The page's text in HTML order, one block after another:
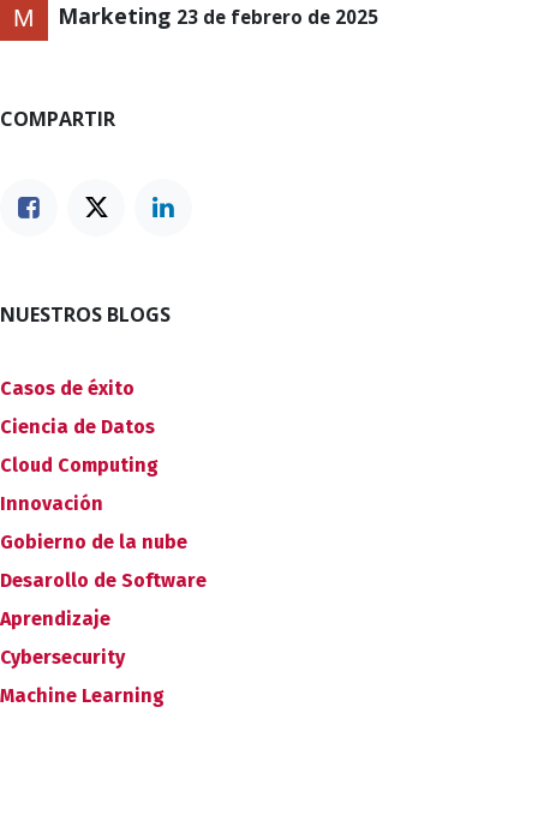
Marketing 23 de febrero de 2025
COMPARTIR
NUESTROS BLOGS
Casos de éxito
Ciencia de Datos
Cloud Computing
Innovación
Gobierno de la nube
Desarollo de Software
Aprendizaje
Cybersecurity
Machine Learning